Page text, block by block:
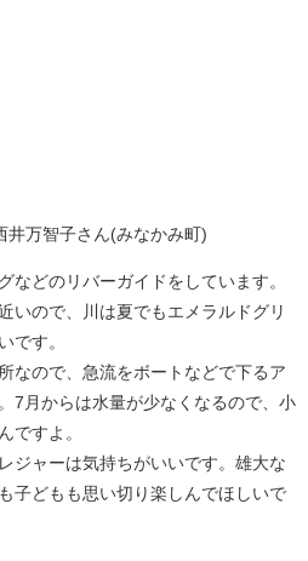
万智子さん(みなかみ町)
どのリバーガイドをしています。
いので、川は夏でもエメラルドグリ
です。
なので、急流をボートなどで下るア
7月からは水量が少なくなるので、小
ですよ。
ジャーは気持ちがいいです。雄大な
子どもも思い切り楽しんでほしいで